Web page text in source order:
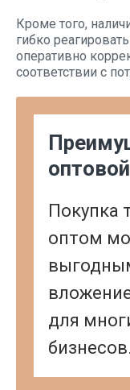
Кроме того,
гибко
оперативно
соответствии с
оптовой
Покупка
оптом
для
бизнесов.